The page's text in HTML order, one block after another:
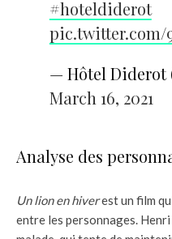
#hoteldiderot
pic.twitter.com/
— Hôtel Diderot
March 16, 2021
Analyse des
Un lion en hiverest un film
entre les personnages.